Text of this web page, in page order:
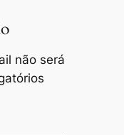
não será